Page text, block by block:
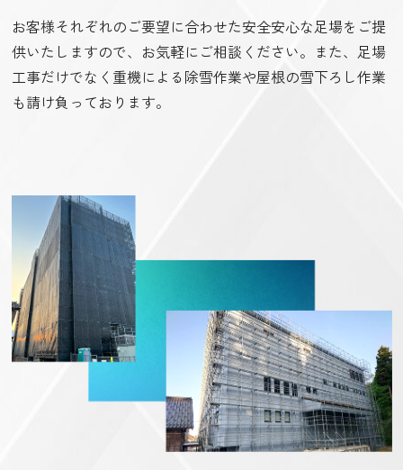
お客様それぞれのご要望に合わせた安全安心な足場をご提
供いたしますので、お気軽にご相談ください。また、足場
工事だけでなく重機による除雪作業や屋根の雪下ろし作業
も請け負っております。